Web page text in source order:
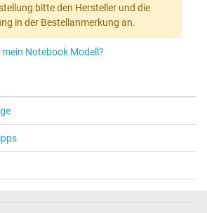
bitte den Hersteller und die
in der Bestellanmerkung an.
Notebook Modell?